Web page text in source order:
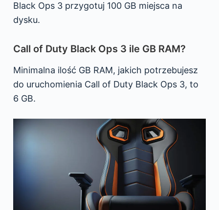
Black Ops 3 przygotuj 100 GB miejsca na
dysku.
Call of Duty Black Ops 3 ile GB RAM?
Minimalna ilość GB RAM, jakich potrzebujesz
do uruchomienia Call of Duty Black Ops 3, to
6 GB.